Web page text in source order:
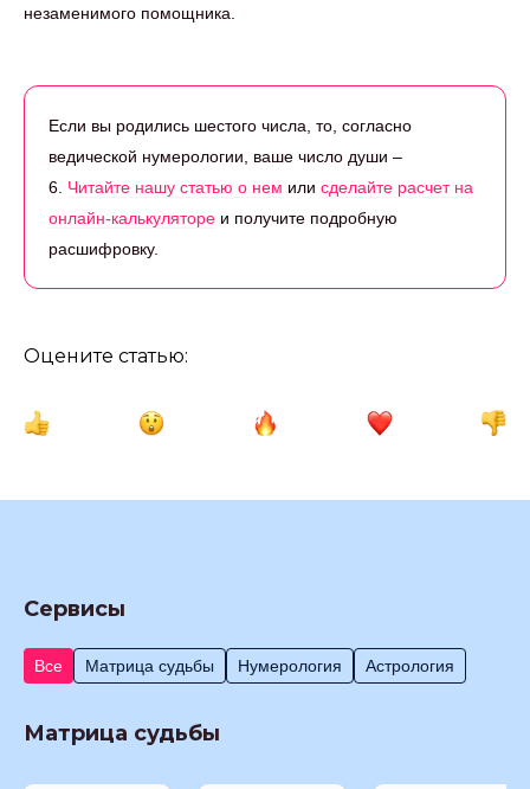
незаменимого помощника.
Если вы родились шестого числа, то, согласно
ведической нумерологии, ваше число души –
6. Читайте нашу статью о нем или сделайте расчет на
онлайн-калькуляторе и получите подробную
расшифровку.
Оцените статью:
Сервисы
Все Матрица судьбы Нумерология Астрология
Матрица судьбы